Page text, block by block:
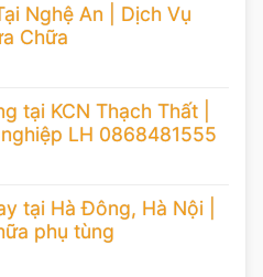
Nghệ An | Dịch Vụ
Chữa
tại KCN Thạch Thất |
LH 0868481555
tại Hà Đông, Hà Nội |
phụ tùng